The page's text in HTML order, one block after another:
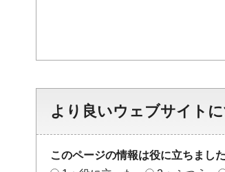
より良いウェブサイト
このページの情報は役に立ちまし